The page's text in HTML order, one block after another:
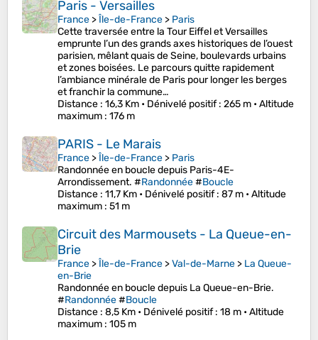
Paris - Versailles
France >Île-de-France > Paris
Cette traversée entre la Tour Eiffel et Versailles
emprunte l’un des grands axes historiques de l’ouest
parisien, mêlant quais de Seine, boulevards urbains
et zones boisées. Le parcours quitte rapidement
l’ambiance minérale de Paris pour longer les berges
et franchir la commune…
Distance : 16,3 Km • Dénivelé positif: 265 m •Altitude
maximum : 176 m
PARIS - Le Marais
France >Île-de-France > Paris
Randonnée en boucle depuis Paris-4E-
Arrondissement. #Randonnée#Boucle
Distance : 11,7 Km • Dénivelé positif: 87 m •Altitude
maximum : 51 m
Circuit des Marmousets - La Queue-en-
Brie
France >Île-de-France >Val-de-Marne > La Queue-
en-Brie
Randonnée en boucle depuis La Queue-en-Brie.
#Randonnée#Boucle
Distance : 8,5 Km • Dénivelé positif: 18 m •Altitude
maximum : 105 m